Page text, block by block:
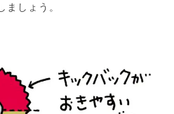
ましょう。